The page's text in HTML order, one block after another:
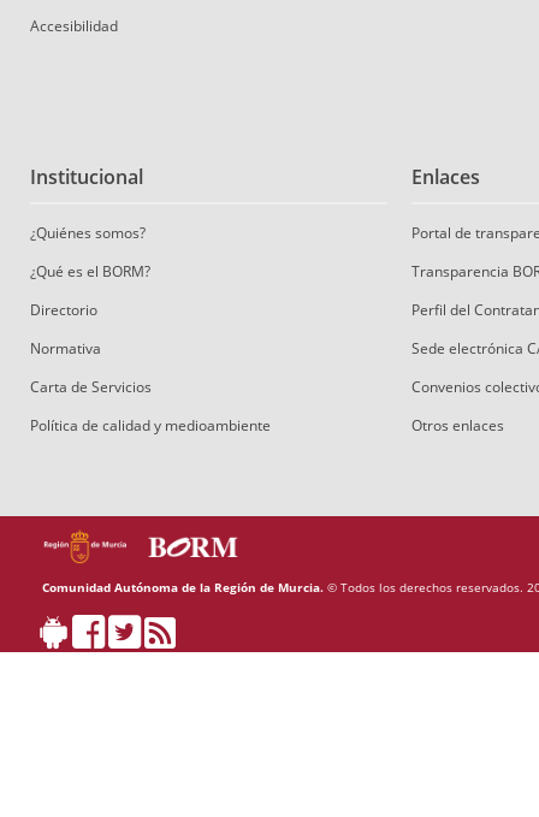
Accesibilidad
Institucional
¿Quiénes somos?
¿Qué es el BORM?
Directorio
Normativa
Carta de Servicios
Política de calidad y medioambiente
Enlaces
Portal de
Transparencia
Perfil del
Sede electrónica
Convenios
Otros enlaces
Comunidad Autónoma de la Región de Murcia. © Todos los derechos reservados.